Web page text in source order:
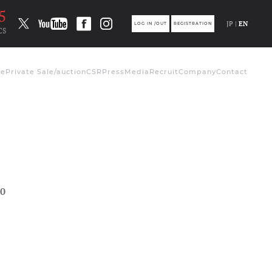
LOG IN /OUT REGISTRATION JP | EN
Private Sale/auctionCSRPress Media RecruitCompanyContact
0